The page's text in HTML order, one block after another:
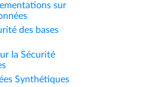
sur
des bases
la Sécurité
Synthétiques